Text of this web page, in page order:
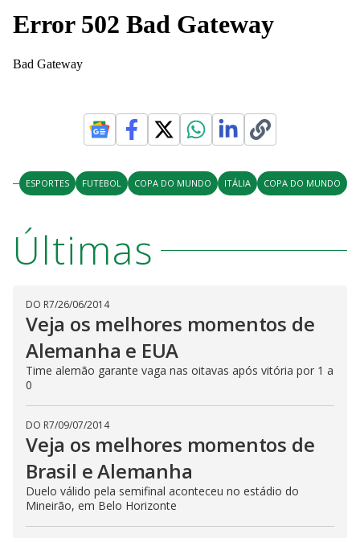
ESPORTES FUTEBOL COPA DO MUNDO ITÁLIA COPA DO MUNDO
Últimas
DO R7/26/06/2014
Veja os melhores momentos de
Alemanha e EUA
Time alemão garante vaga nas oitavas após vitória por 1 a
0
DO R7/09/07/2014
Veja os melhores momentos de
Brasil e Alemanha
Duelo válido pela semifinal aconteceu no estádio do
Mineirão, em Belo Horizonte